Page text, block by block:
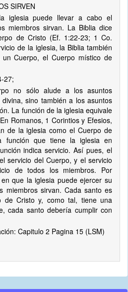
SIRVEN
iglesia puede llevar a cabo el
miembros sirvan. La Biblia dice
de Cristo (Ef. 1:22-23; 1 Co.
de la iglesia, la Biblia también
Cuerpo, el Cuerpo místico de
27;
no sólo alude a los asuntos
sino también a los asuntos
La función de la iglesia equivale
Romanos, 1 Corintios y Efesios,
de la iglesia como el Cuerpo de
función que tiene la iglesia en
indica servicio. Así pues, el
servicio del Cuerpo, y el servicio
de todos los miembros. Por
que la iglesia puede ejercer su
miembros sirvan. Cada santo es
de Cristo y, como tal, tiene una
cada santo debería cumplir con
Capitulo 2 Pagina 15 (LSM)